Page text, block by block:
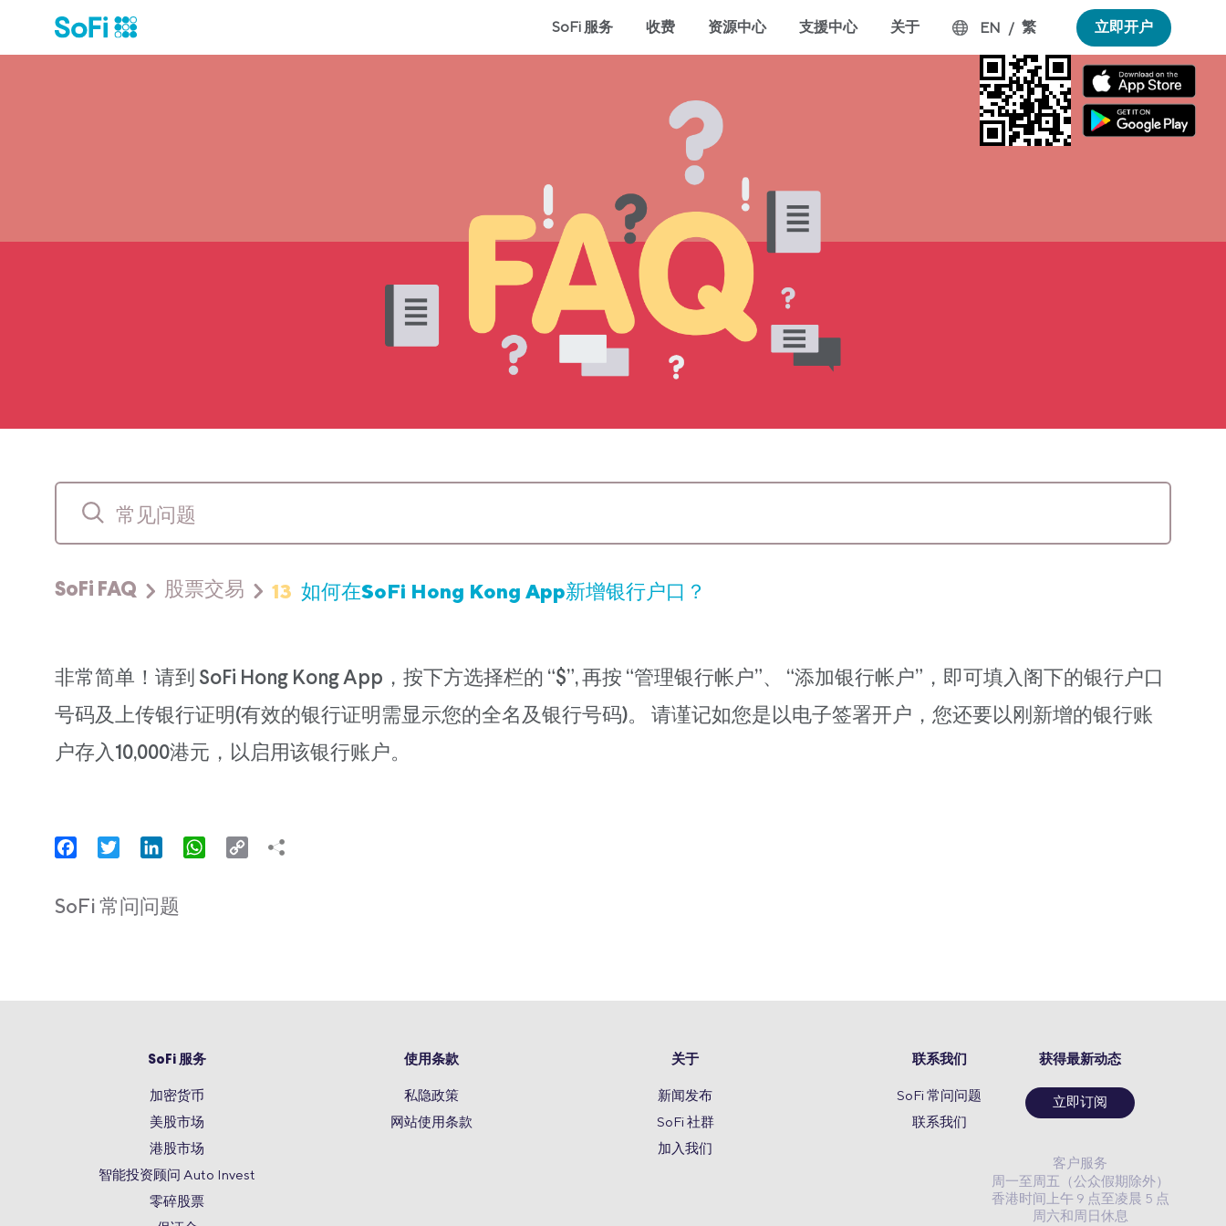
SoFi 服务 收费 资源中心 支援中心 关于 EN / 繁 立即开户
SoFi FAQ 股票交易 13 如何在SoFi Hong Kong App新增银行户口？
非常简单！请到 SoFi Hong Kong App，按下方选择栏的 “$”, 再按 “管理银行帐户”、 “添加银行帐户”，即可填入阁下的银行户口
号码及上传银行证明(有效的银行证明需显示您的全名及银行号码)。 请谨记如您是以电子签署开户，您还要以刚新增的银行账
户存入10,000港元，以启用该银行账户。
FacebookTwitter LinkedInWhatsApp
Copy
SoFi 常问问题
SoFi 服务
加密货币
美股市场
港股市场
智能投资顾问 Auto Invest
零碎股票
使用条款
私隐政策
网站使用条款
关于
新闻发布
SoFi 社群
加入我们
联系我们
SoFi 常问问题
联系我们
获得最新动态
立即订阅
客户服务
周一至周五（公众假期除外）
香港时间上午 9 点至凌晨 5 点
周六和周日休息